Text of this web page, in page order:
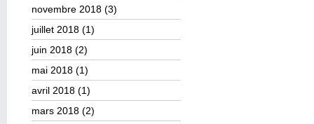
novembre 2018 (3)
juillet 2018 (1)
juin 2018 (2)
mai 2018 (1)
avril 2018 (1)
mars 2018 (2)